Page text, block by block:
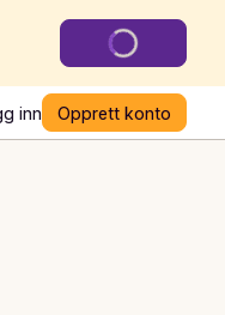
inn Opprett konto